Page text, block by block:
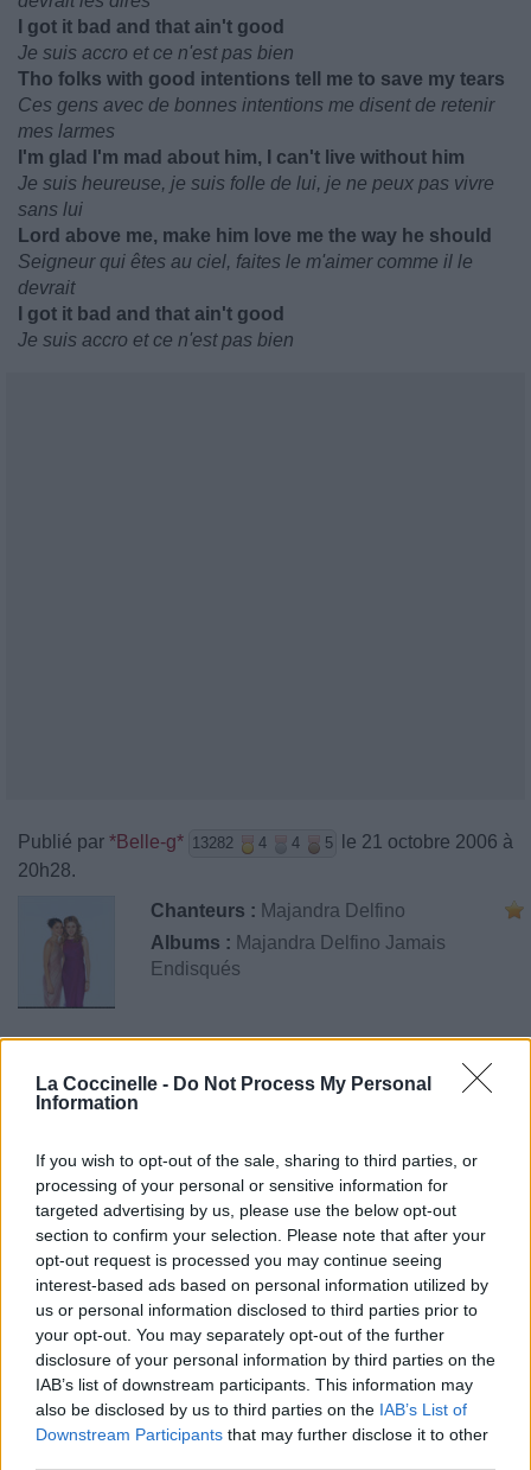
La Coccinelle - Do Not Process My Personal
Information
If you wish to opt-out of the sale, sharing to third parties, or
processing of your personal or sensitive information for
targeted advertising by us, please use the below opt-out
section to confirm your selection. Please note that after your
opt-out request is processed you may continue seeing
interest-based ads based on personal information utilized by
us or personal information disclosed to third parties prior to
your opt-out. You may separately opt-out of the further
disclosure of your personal information by third parties on the
IAB’s list of downstream participants. This information may
also be disclosed by us to third parties on the IAB’s List of
Downstream Participants that may further disclose it to other
I got it bad and that ain't good
Je suis accro et ce n'est pas bien
Tho folks with good intentions tell me to save my tears
Ces gens avec de bonnes intentions me disent de retenir
mes larmes
I'm glad I'm mad about him, I can't live without him
Je suis heureuse, je suis folle de lui, je ne peux pas vivre
sans lui
Lord above me, make him love me the way he should
Seigneur qui êtes au ciel, faites le m'aimer comme il le
devrait
I got it bad and that ain't good
Je suis accro et ce n'est pas bien
Publié par *Belle-g* 13282 4 4 5
le 21 octobre 2006 à
20h28.
Chanteurs : Majandra Delfino
Albums : Majandra Delfino Jamais
Endisqués
⇑
Paroles + Traduction Téléchargement
Vidéos
Commentaires
Pour prolonger le plaisir musical :
Vous aimez chanter, apprenez la guitare chez
Télécharger légalement les MP3 sur
Télécharger légalement les MP3 ou trouver le CD sur
Trouver des vinyles et des CD sur
Trouver un instrument de musique ou une partition au
meilleur prix sur